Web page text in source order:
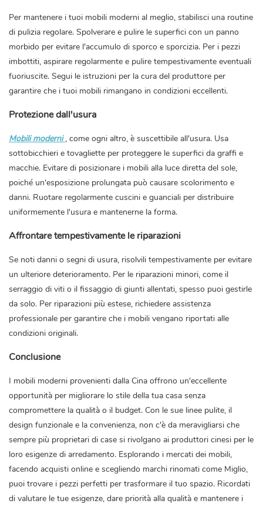
Per mantenere i tuoi mobili moderni al meglio, stabilisci una routine
di pulizia regolare. Spolverare e pulire le superfici con un panno
morbido per evitare l'accumulo di sporco e sporcizia. Per i pezzi
imbottiti, aspirare regolarmente e pulire tempestivamente eventuali
fuoriuscite. Segui le istruzioni per la cura del produttore per
garantire che i tuoi mobili rimangano in condizioni eccellenti.
Protezione dall'usura
Mobili moderni, come ogni altro, è suscettibile all'usura. Usa
sottobicchieri e tovagliette per proteggere le superfici da graffi e
macchie. Evitare di posizionare i mobili alla luce diretta del sole,
poiché un'esposizione prolungata può causare scolorimento e
danni. Ruotare regolarmente cuscini e guanciali per distribuire
uniformemente l'usura e mantenerne la forma.
Affrontare tempestivamente le riparazioni
Se noti danni o segni di usura, risolvili tempestivamente per evitare
un ulteriore deterioramento. Per le riparazioni minori, come il
serraggio di viti o il fissaggio di giunti allentati, spesso puoi gestirle
da solo. Per riparazioni più estese, richiedere assistenza
professionale per garantire che i mobili vengano riportati alle
condizioni originali.
Conclusione
I mobili moderni provenienti dalla Cina offrono un'eccellente
opportunità per migliorare lo stile della tua casa senza
compromettere la qualità o il budget. Con le sue linee pulite, il
design funzionale e la convenienza, non c'è da meravigliarsi che
sempre più proprietari di case si rivolgano ai produttori cinesi per le
loro esigenze di arredamento. Esplorando i mercati dei mobili,
facendo acquisti online e scegliendo marchi rinomati come Miglio,
puoi trovare i pezzi perfetti per trasformare il tuo spazio. Ricordati
di valutare le tue esigenze, dare priorità alla qualità e mantenere i